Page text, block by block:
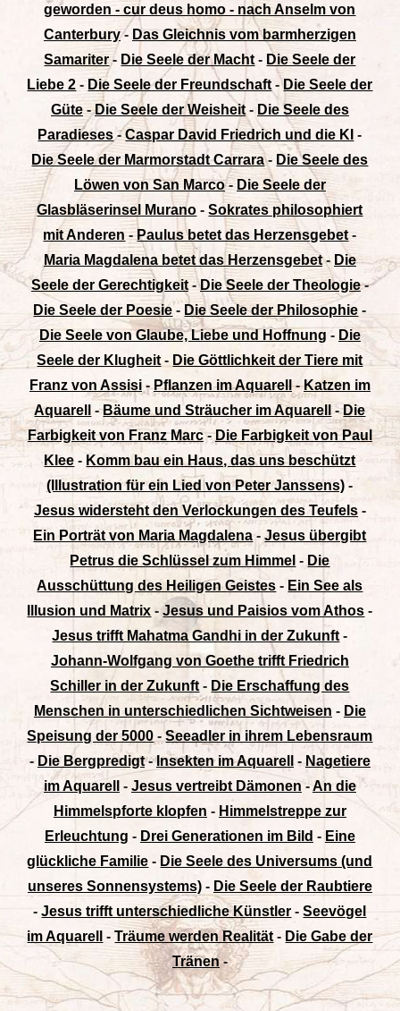
geworden - cur deus homo - nach Anselm von
Canterbury- Das Gleichnis vom barmherzigen
Samariter- Die Seele der Macht- Die Seele der
Liebe 2 - Die Seele der Freundschaft-Die Seele der
Güte-Die Seele der Weisheit- Die Seele des
Paradieses-Caspar David Friedrich und die KI -
Die Seele der Marmorstadt Carrara- Die Seele des
Löwen von San Marco- Die Seele der
Glasbläserinsel Murano -Sokrates philosophiert
mit Anderen - Paulus betet das Herzensgebet-
Maria Magdalena betet das Herzensgebet- Die
Seele der Gerechtigkeit-Die Seele der Theologie-
Die Seele der Poesie- Die Seele der Philosophie -
Die Seele von Glaube, Liebe und Hoffnung - Die
Seele der Klugheit- Die Göttlichkeit der Tiere mit
Franz von Assisi- Pflanzen im Aquarell-Katzen im
Aquarell
-Bäume und Sträucher im Aquarell -Die
Farbigkeit von Franz Marc-Die Farbigkeit von Paul
Klee - Komm bau ein Haus, das uns beschützt
(Illustration für ein Lied von Peter Janssens) -
Jesus widersteht den Verlockungen des Teufels-
Ein Porträt von Maria Magdalena-Jesus übergibt
Petrus die Schlüssel zum Himmel - Die
Ausschüttung des Heiligen Geistes - Ein See als
Illusion und Matrix -Jesus und Paisios vom Athos -
Jesus trifft Mahatma Gandhi in der Zukunft-
Johann-Wolfgang von Goethe trifft Friedrich
Schiller in der Zukunft - Die Erschaffung des
Menschen in unterschiedlichen Sichtweisen - Die
Speisung der 5000 -Seeadler in ihrem Lebensraum
- Die Bergpredigt-Insekten im Aquarell - Nagetiere
im Aquarell
- Jesus vertreibt Dämonen -An die
Himmelspforte klopfen - Himmelstreppe zur
Erleuchtung - Drei Generationen im Bild - Eine
glückliche Familie - Die Seele des Universums (und
unseres Sonnensystems)- Die Seele der Raubtiere
-Jesus trifft unterschiedliche Künstler -Seevögel
im Aquarell
-Träume werden Realität- Die Gabe der
Tränen-